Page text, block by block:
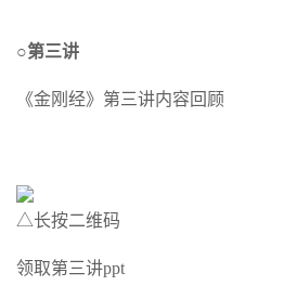
○第三讲
《金刚经》第三讲内容回顾
△长按二维码
领取第三讲ppt